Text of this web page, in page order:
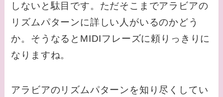
しないと駄目です。ただそこまでアラビアの
リズムパターンに詳しい人がいるのかどう
か。そうなるとMIDIフレーズに頼りっきりに
なりますね。
アラビアのリズムパターンを知り尽くしてい